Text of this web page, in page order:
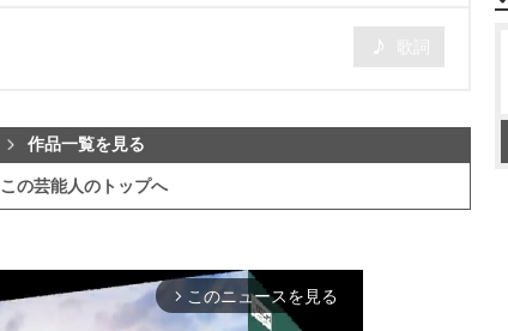
作品一覧を見る
この芸能人のトップへ
arrow_forward_ios このニュースを見る